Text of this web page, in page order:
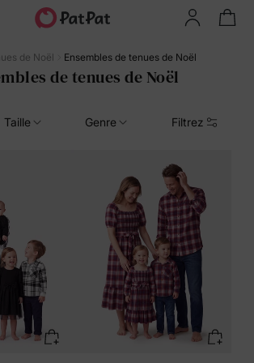
de Noël Ensembles de tenues de Noël
de tenues de Noël
Taille Genre Filtrez